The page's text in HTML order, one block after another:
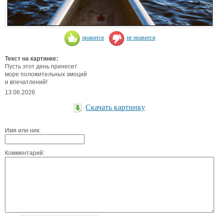
нравится не нравится
Текст на картинке:
Пусть этот день принесет
море положительных эмоций
и впечатлений!
13.06.2026
Скачать картинку
Имя или ник:
Комментарий: